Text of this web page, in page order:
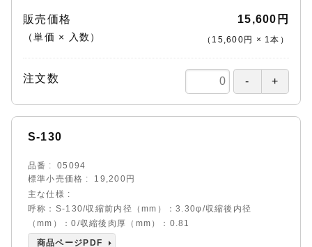
販売価格
（単価 × 入数）
15,600円
（ 15,600円 × 1本 ）
注文数
S-130
品番
05094
標準小売価格
19,200円
主な仕様
呼称：S-130/収縮前内径（mm）：3.30φ/収縮後内径
（mm）：0/収縮後肉厚（mm）：0.81
商品ページPDF